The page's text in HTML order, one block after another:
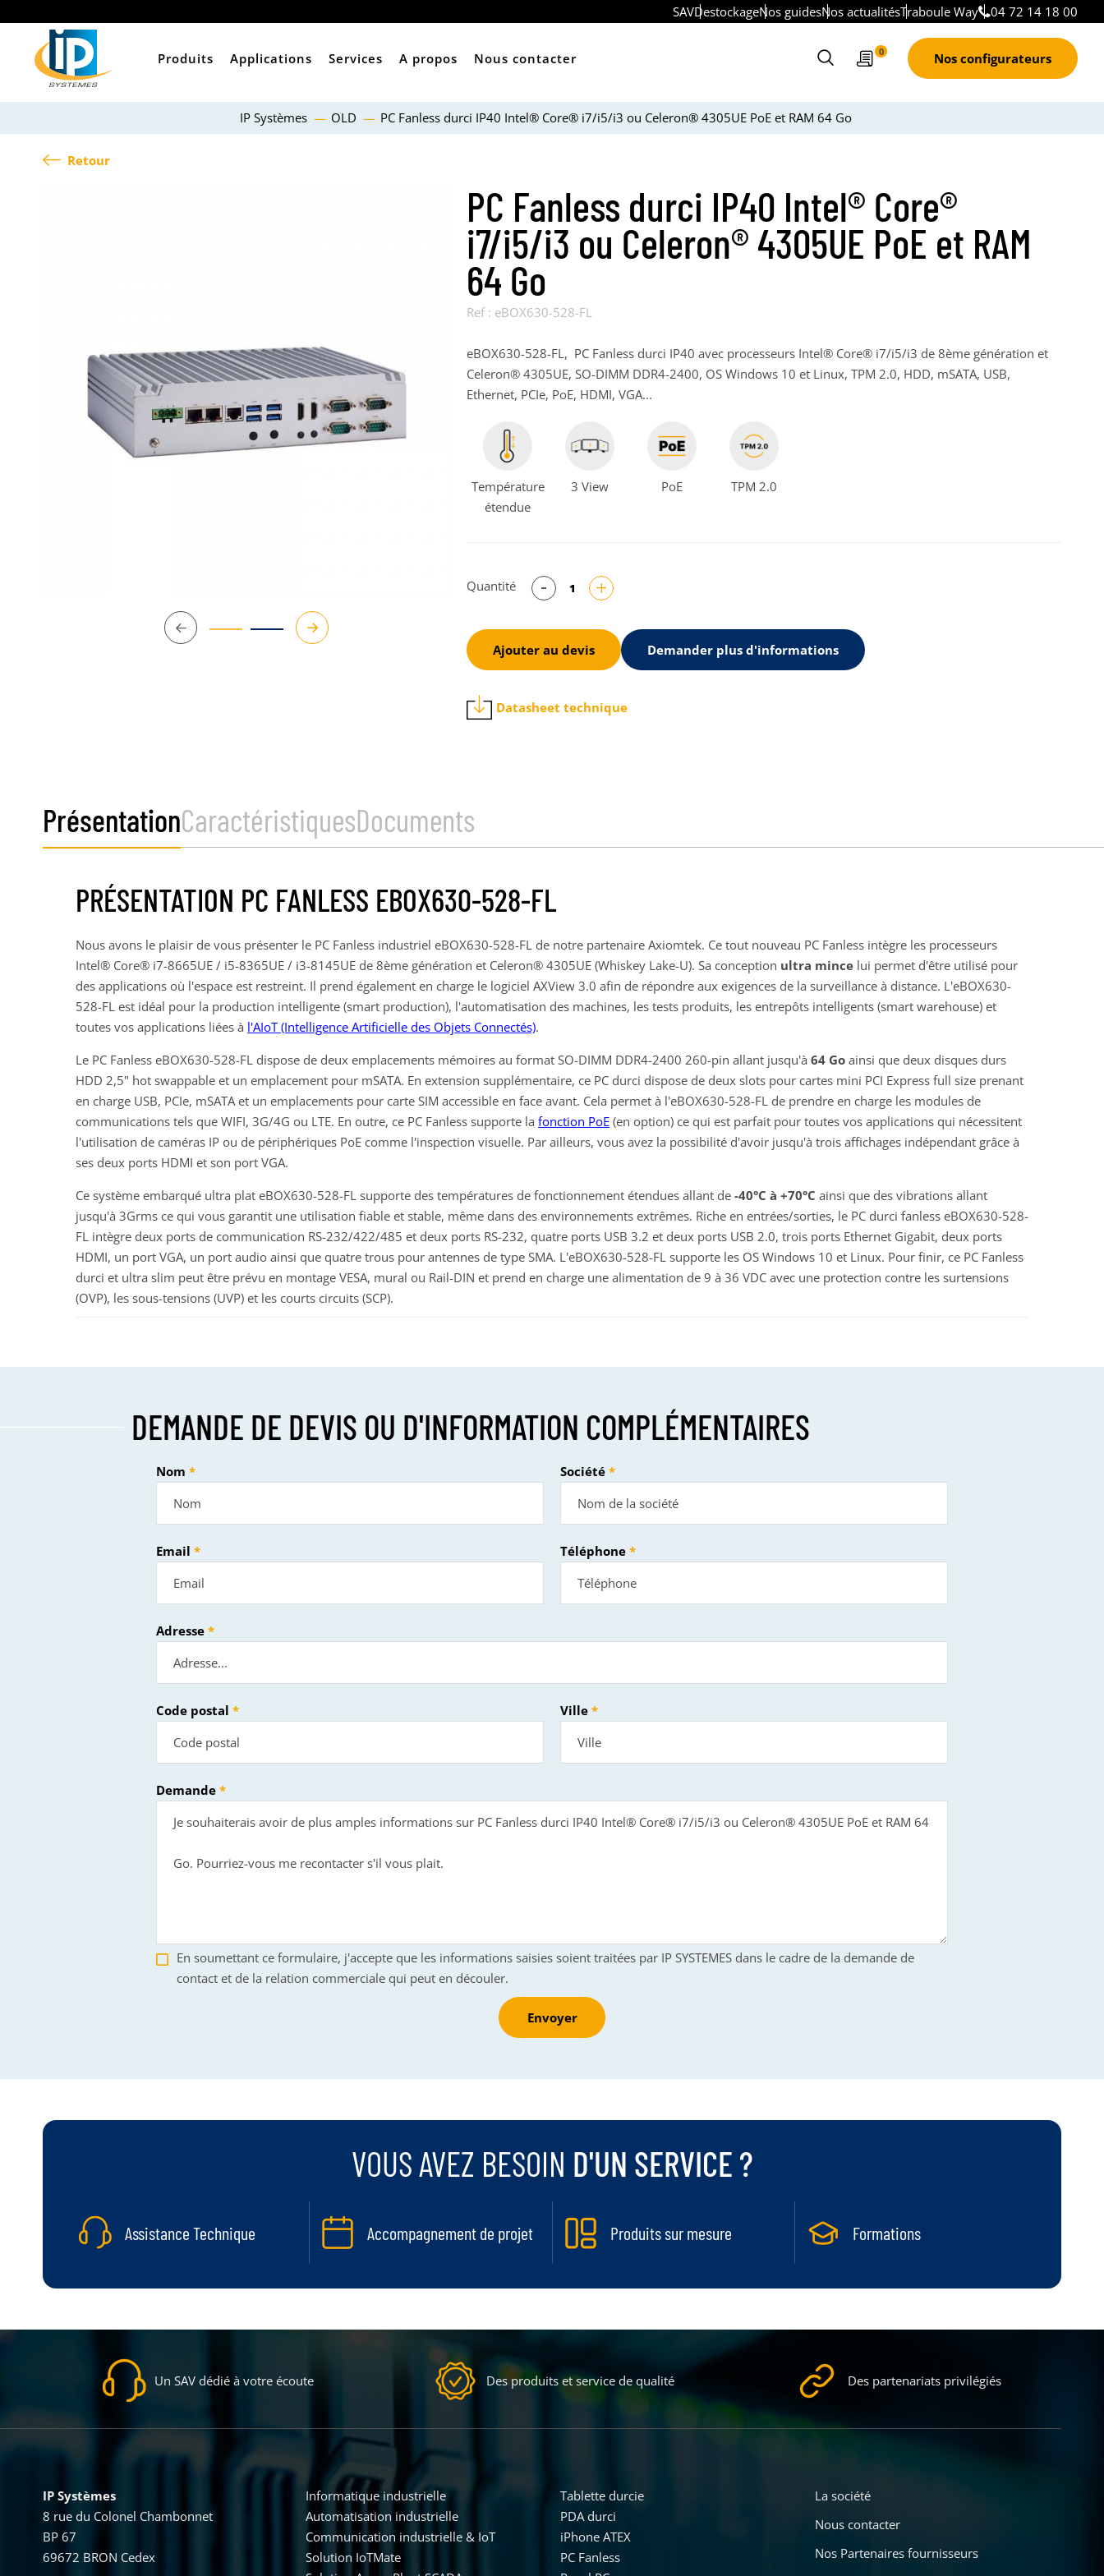
SAVDestockageNos guidesNos actualitésTraboule Way 04 72 14 18 00
0
Devis
Produits Applications Services A propos Nous contacter
Ouvrir
Nos configurateurs
IP Systèmes OLD PC Fanless durci IP40 Intel® Core® i7/i5/i3 ou Celeron® 4305UE PoE et RAM 64 Go
Retour
Précédent Suivant
PC Fanless durci IP40 Intel® Core®
i7/i5/i3 ou Celeron® 4305UE PoE et RAM
64 Go
Ref : eBOX630-528-FL
eBOX630-528-FL, PC Fanless durci IP40 avec processeurs Intel® Core® i7/i5/i3 de 8ème génération et
Celeron® 4305UE, SO-DIMM DDR4-2400, OS Windows 10 et Linux, TPM 2.0, HDD, mSATA, USB,
Ethernet, PCIe, PoE, HDMI, VGA...
Température
étendue
3 View PoE TPM 2.0
Quantité
Ajouter au devis Demander plus d'informations
Datasheet technique
Présentation
PRÉSENTATION PC FANLESS EBOX630-528-FL
Nous avons le plaisir de vous présenter le PC Fanless industriel eBOX630-528-FL de notre partenaire Axiomtek. Ce tout nouveau PC Fanless intègre les processeurs
Intel® Core® i7-8665UE / i5-8365UE / i3-8145UE de 8ème génération et Celeron® 4305UE (Whiskey Lake-U). Sa conception ultra mince lui permet d'être utilisé pour
des applications où l'espace est restreint. Il prend également en charge le logiciel AXView 3.0 afin de répondre aux exigences de la surveillance à distance. L'eBOX630-
528-FL est idéal pour la production intelligente (smart production), l'automatisation des machines, les tests produits, les entrepôts intelligents (smart warehouse) et
toutes vos applications liées à l'AIoT (Intelligence Artificielle des Objets Connectés).
Le PC Fanless eBOX630-528-FL dispose de deux emplacements mémoires au format SO-DIMM DDR4-2400 260-pin allant jusqu'à 64 Go ainsi que deux disques durs
HDD 2,5" hot swappable et un emplacement pour mSATA. En extension supplémentaire, ce PC durci dispose de deux slots pour cartes mini PCI Express full size prenant
en charge USB, PCIe, mSATA et un emplacements pour carte SIM accessible en face avant. Cela permet à l'eBOX630-528-FL de prendre en charge les modules de
communications tels que WIFI, 3G/4G ou LTE. En outre, ce PC Fanless supporte la fonction PoE (en option) ce qui est parfait pour toutes vos applications qui nécessitent
l'utilisation de caméras IP ou de périphériques PoE comme l'inspection visuelle. Par ailleurs, vous avez la possibilité d'avoir jusqu'à trois affichages indépendant grâce à
ses deux ports HDMI et son port VGA.
Ce système embarqué ultra plat eBOX630-528-FL supporte des températures de fonctionnement étendues allant de -40°C à +70°C ainsi que des vibrations allant
jusqu'à 3Grms ce qui vous garantit une utilisation fiable et stable, même dans des environnements extrêmes. Riche en entrées/sorties, le PC durci fanless eBOX630-528-
FL intègre deux ports de communication RS-232/422/485 et deux ports RS-232, quatre ports USB 3.2 et deux ports USB 2.0, trois ports Ethernet Gigabit, deux ports
HDMI, un port VGA, un port audio ainsi que quatre trous pour antennes de type SMA. L'eBOX630-528-FL supporte les OS Windows 10 et Linux. Pour finir, ce PC Fanless
durci et ultra slim peut être prévu en montage VESA, mural ou Rail-DIN et prend en charge une alimentation de 9 à 36 VDC avec une protection contre les surtensions
(OVP), les sous-tensions (UVP) et les courts circuits (SCP).
CaractéristiquesDocuments
DEMANDE DE DEVIS OU D'INFORMATION COMPLÉMENTAIRES
Nom Société
Email Téléphone
Adresse
Code postal Ville
Demande
En soumettant ce formulaire, j'accepte que les informations saisies soient traitées par IP SYSTEMES dans le cadre de la demande de
contact et de la relation commerciale qui peut en découler.
Envoyer
VOUS AVEZ BESOIN D'UN SERVICE ?
Assistance Technique Accompagnement de projet Produits sur mesure Formations
Un SAV dédié à votre écoute Des produits et service de qualité Des partenariats privilégiés
IP Systèmes
8 rue du Colonel Chambonnet
BP 67
69672 BRON Cedex
Informatique industrielle
Automatisation industrielle
Communication industrielle & IoT
Solution IoTMate
Tablette durcie
PDA durci
iPhone ATEX
PC Fanless
La société
Nous contacter
Nos Partenaires fournisseurs